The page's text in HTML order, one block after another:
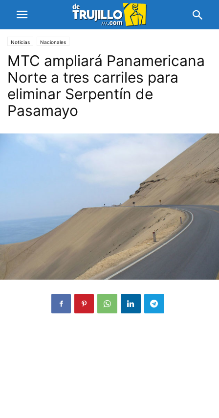
Noticias Nacionales
MTC ampliará Panamericana
Norte a tres carriles para
eliminar Serpentín de
Pasamayo